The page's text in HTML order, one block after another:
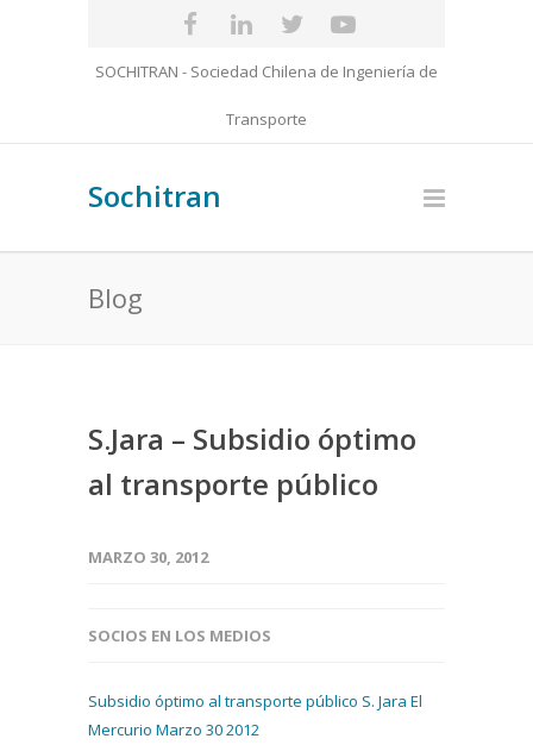
SOCHITRAN - Sociedad Chilena de Ingeniería de
Transporte
Sochitran
Blog
S.Jara – Subsidio óptimo
al transporte público
MARZO 30, 2012
SOCIOS EN LOS MEDIOS
Subsidio óptimo al transporte público S. Jara El
Mercurio Marzo 30 2012